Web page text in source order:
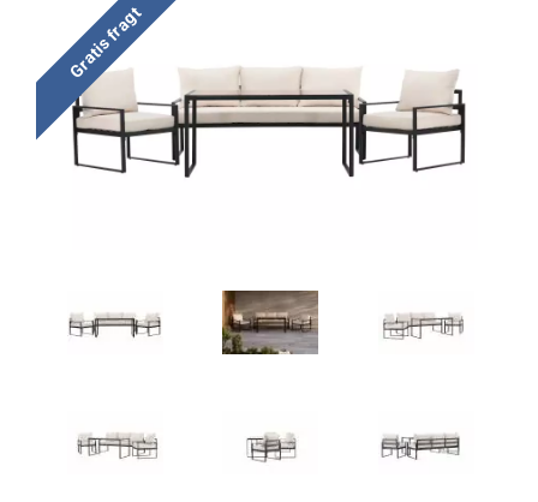
Gratis fragt